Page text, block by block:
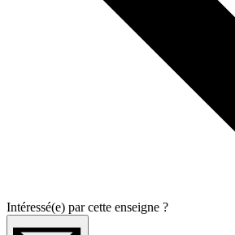
Intéressé(e) par cette enseigne ?